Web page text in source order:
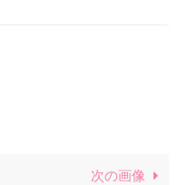
次の画像